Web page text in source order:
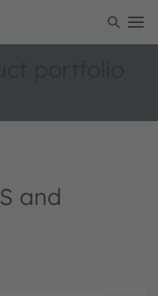
and